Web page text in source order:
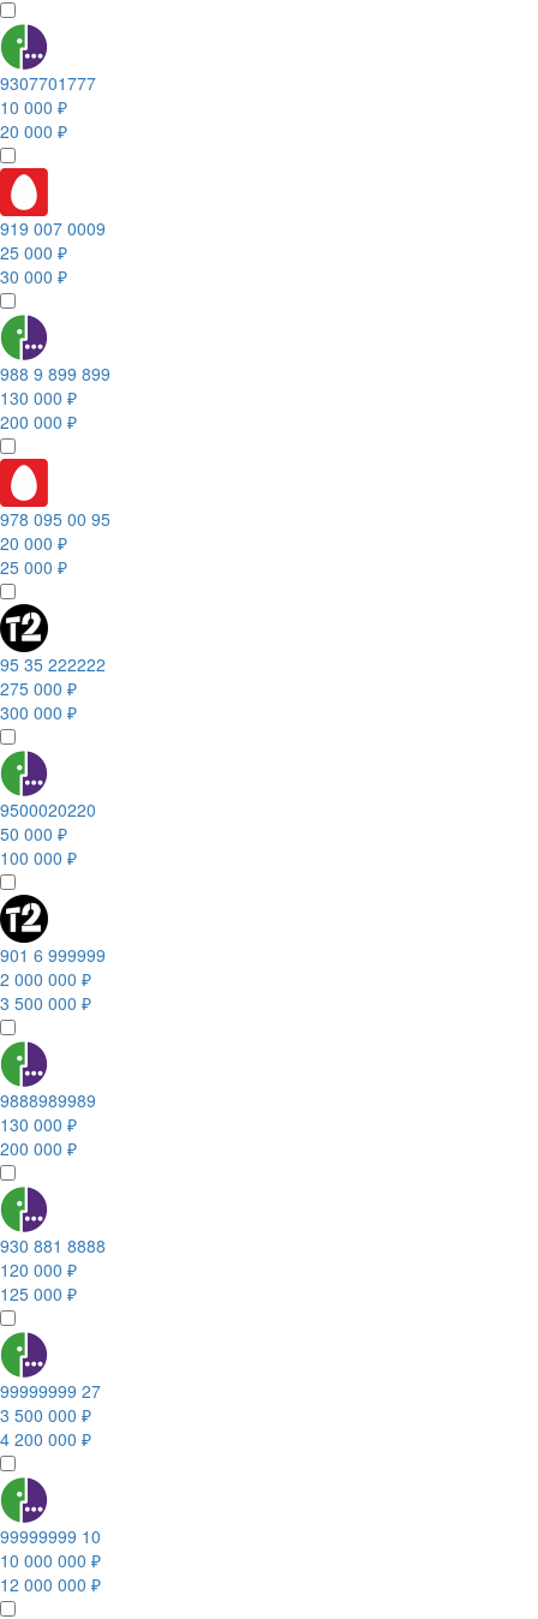
9307701777
10 000 ₽
20 000 ₽
919 007 0009
25 000 ₽
30 000 ₽
988 9 899 899
130 000 ₽
200 000 ₽
978 095 00 95
20 000 ₽
25 000 ₽
95 35 222222
275 000 ₽
300 000 ₽
9500020220
50 000 ₽
100 000 ₽
901 6 999999
2 000 000 ₽
3 500 000 ₽
9888989989
130 000 ₽
200 000 ₽
930 881 8888
120 000 ₽
125 000 ₽
99999999 27
3 500 000 ₽
4 200 000 ₽
99999999 10
10 000 000 ₽
12 000 000 ₽